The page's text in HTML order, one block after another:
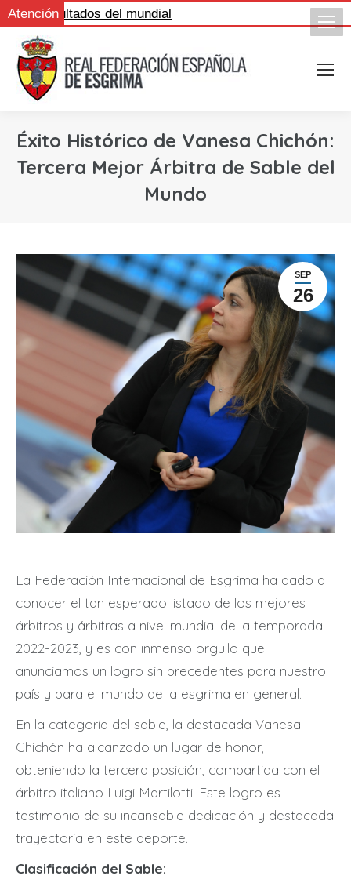
Atención
los resultados del mundial
Éxito Histórico de Vanesa Chichón:
Tercera Mejor Árbitra de Sable del
Mundo
SEP
26
La Federación Internacional de Esgrima ha dado a
conocer el tan esperado listado de los mejores
árbitros y árbitras a nivel mundial de la temporada
2022-2023, y es con inmenso orgullo que
anunciamos un logro sin precedentes para nuestro
país y para el mundo de la esgrima en general.
En la categoría del sable, la destacada Vanesa
Chichón ha alcanzado un lugar de honor,
obteniendo la tercera posición, compartida con el
árbitro italiano Luigi Martilotti. Este logro es
testimonio de su incansable dedicación y destacada
trayectoria en este deporte.
Clasificación del Sable: